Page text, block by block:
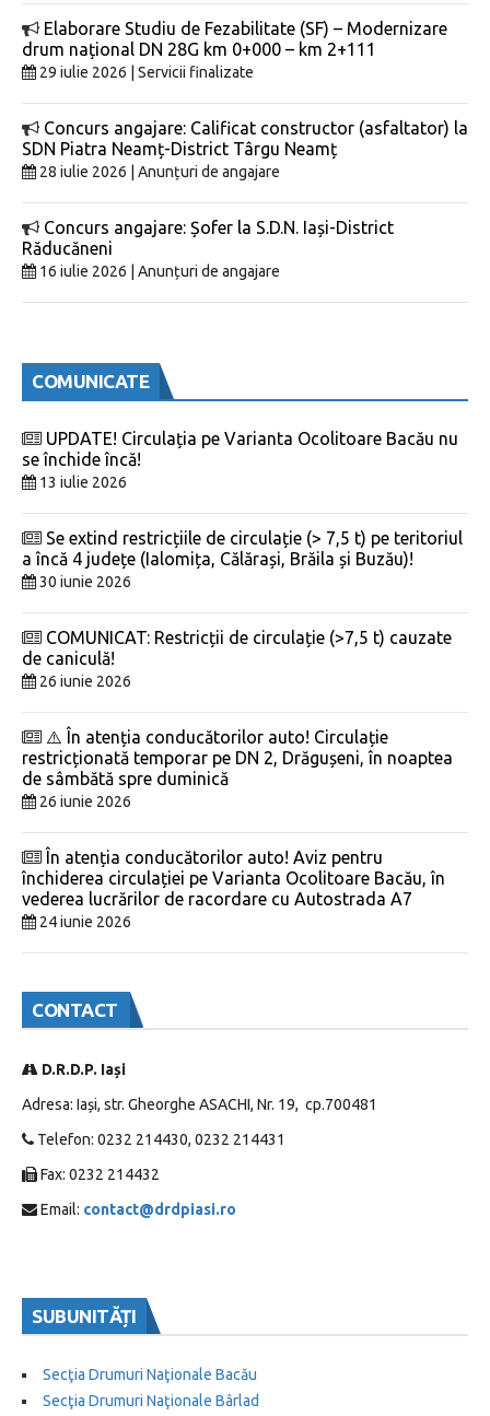
Elaborare Studiu de Fezabilitate (SF) – Modernizare
drum național DN 28G km 0+000 – km 2+111
29 iulie 2026 | Servicii finalizate
Concurs angajare: Calificat constructor (asfaltator) la
SDN Piatra Neamț-District Târgu Neamț
28 iulie 2026 | Anunțuri de angajare
Concurs angajare: Șofer la S.D.N. Iași-District
Răducăneni
16 iulie 2026 | Anunțuri de angajare
COMUNICATE
UPDATE! Circulația pe Varianta Ocolitoare Bacău nu
se închide încă!
13 iulie 2026
Se extind restricțiile de circulație (> 7,5 t) pe teritoriul
a încă 4 județe (Ialomița, Călărași, Brăila și Buzău)!
30 iunie 2026
COMUNICAT: Restricții de circulație (>7,5 t) cauzate
de caniculă!
26 iunie 2026
⚠️ În atenția conducătorilor auto! Circulație
restricționată temporar pe DN 2, Drăgușeni, în noaptea
de sâmbătă spre duminică
26 iunie 2026
În atenția conducătorilor auto! Aviz pentru
închiderea circulației pe Varianta Ocolitoare Bacău, în
vederea lucrărilor de racordare cu Autostrada A7
24 iunie 2026
CONTACT
D.R.D.P. Iași
Adresa: Iași, str. Gheorghe ASACHI, Nr. 19, cp.700481
Telefon: 0232 214430, 0232 214431
Fax: 0232 214432
Email: contact@drdpiasi.ro
SUBUNITĂȚI
Secţia Drumuri Naţionale Bacău
Secţia Drumuri Naţionale Bârlad